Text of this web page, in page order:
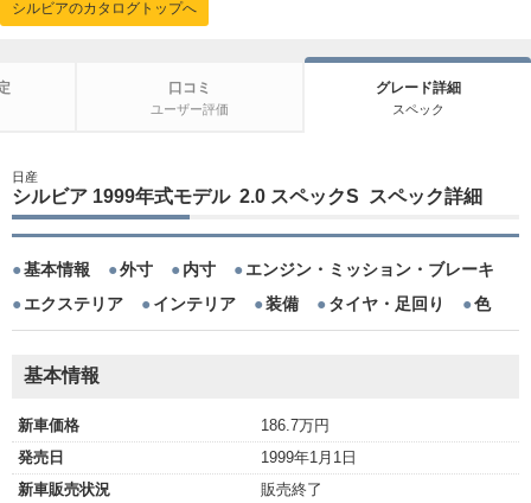
シルビアのカタログトップへ
口コミ
ユーザー評価
グレード詳細
スペック
日産
シルビア 1999年式モデル 2.0 スペックS スペック詳細
基本情報 外寸 内寸
エンジン・ミッション・ブレーキ
エクステリア
インテリア 装備 タイヤ・足回り 色
基本情報
新車価格
186.7万円
発売日
1999年1月1日
新車販売状況
販売終了